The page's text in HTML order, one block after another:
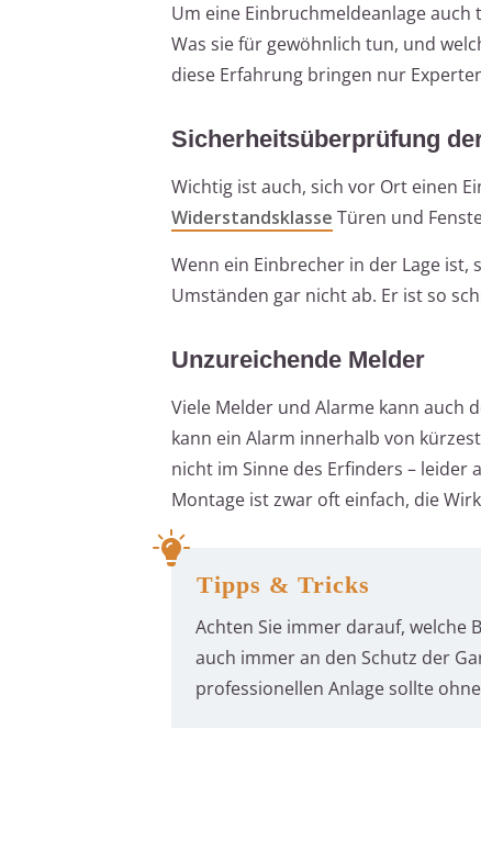
Um eine Einbruchmeldeanlage
Was sie für gewöhnlich tun, und
diese Erfahrung bringen nur
Sicherheitsüberprüfung
Wichtig ist auch, sich vor Ort einen
Widerstandsklasse Türen und
Wenn ein Einbrecher in der Lage
Umständen gar nicht ab. Er ist so
Unzureichende Melder
Viele Melder und Alarme kann auch
kann ein Alarm innerhalb von
nicht im Sinne des Erfinders – leider
Montage ist zwar oft einfach, die
Tipps & Tricks
Achten Sie immer darauf, welche
auch immer an den Schutz der
professionellen Anlage sollte